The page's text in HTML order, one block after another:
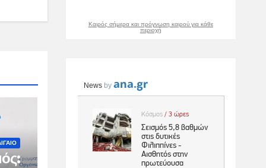
Καιρός σήμερα και πρόγνωση καιρού για κάθε
περιοχή